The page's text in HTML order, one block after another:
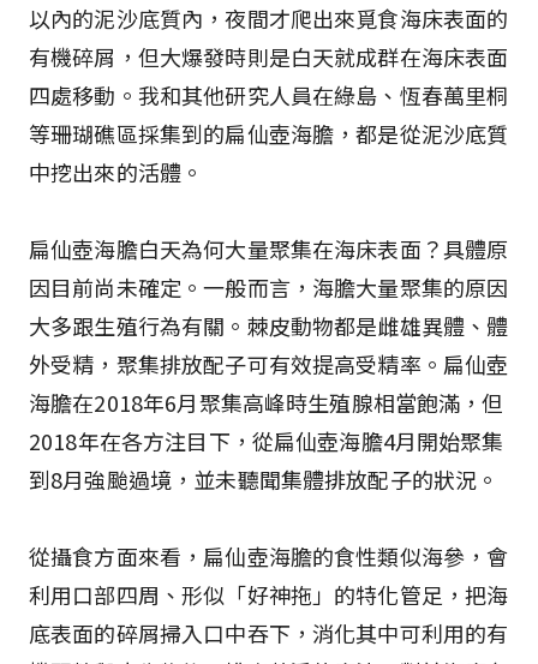
以內的泥沙底質內，夜間才爬出來覓食海床表面的
有機碎屑，但大爆發時則是白天就成群在海床表面
四處移動。我和其他研究人員在綠島、恆春萬里桐
等珊瑚礁區採集到的扁仙壺海膽，都是從泥沙底質
中挖出來的活體。
扁仙壺海膽白天為何大量聚集在海床表面？具體原
因目前尚未確定。一般而言，海膽大量聚集的原因
大多跟生殖行為有關。棘皮動物都是雌雄異體、體
外受精，聚集排放配子可有效提高受精率。扁仙壺
海膽在2018年6月聚集高峰時生殖腺相當飽滿，但
2018年在各方注目下，從扁仙壺海膽4月開始聚集
到8月強颱過境，並未聽聞集體排放配子的狀況。
從攝食方面來看，扁仙壺海膽的食性類似海參，會
利用口部四周、形似「好神拖」的特化管足，把海
底表面的碎屑掃入口中吞下，消化其中可利用的有